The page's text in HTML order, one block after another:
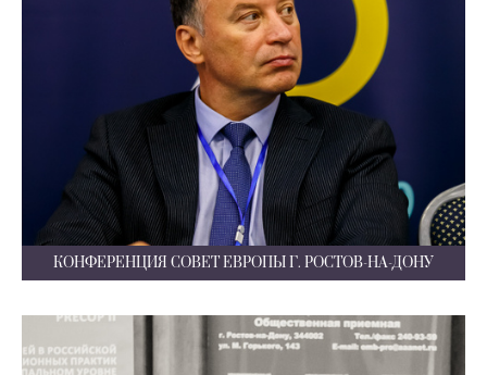
КОНФЕРЕНЦИЯ СОВЕТ ЕВРОПЫ Г. РОСТОВ-НА-ДОНУ